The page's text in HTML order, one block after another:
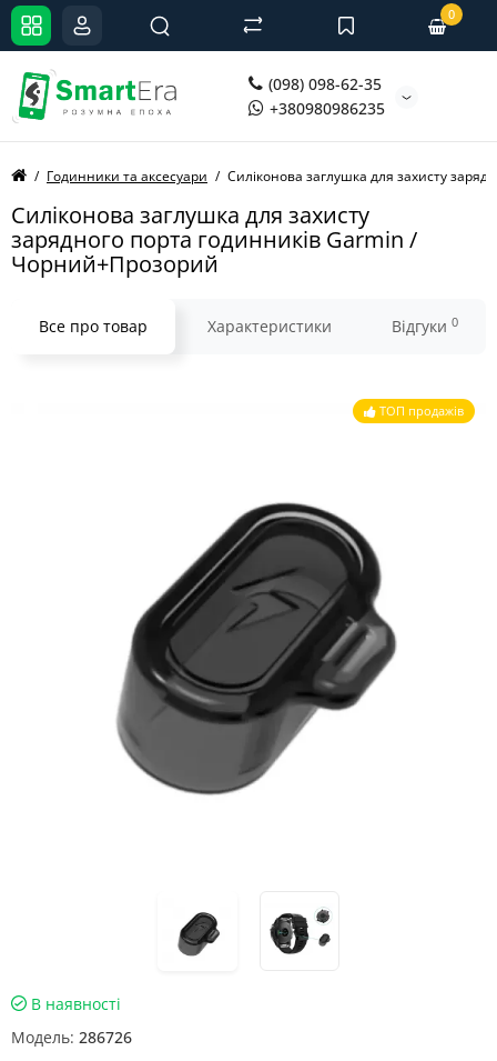
(098) 098-62-35
+380980986235
0
Годинники та аксесуари Силіконова заглушка для захисту
Силіконова заглушка для захисту
зарядного порта годинників Garmin /
Чорний+Прозорий
Все про товар Характеристики Відгуки 0
ТОП продажів
В наявності
Модель: 286726